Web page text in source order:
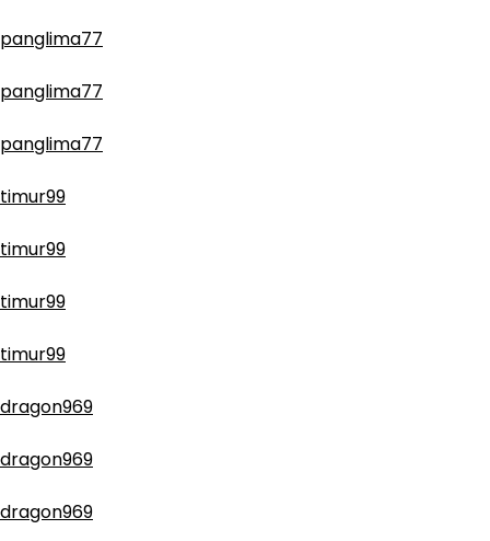
panglima77
panglima77
panglima77
timur99
timur99
timur99
timur99
dragon969
dragon969
dragon969